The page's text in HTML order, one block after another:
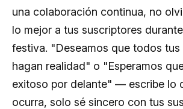
una colaboración continua, no
lo mejor a tus suscriptores
festiva. "Deseamos que todos tus
hagan realidad" o "Esperamos
exitoso por delante" — escribe lo
ocurra, solo sé sincero con tus